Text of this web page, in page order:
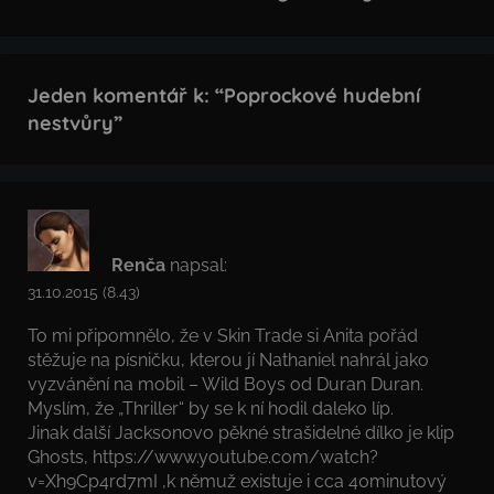
Jeden komentář k: “Poprockové hudební
nestvůry”
Renča napsal:
31.10.2015 (8.43)
To mi připomnělo, že v Skin Trade si Anita pořád
stěžuje na písničku, kterou jí Nathaniel nahrál jako
vyzvánění na mobil – Wild Boys od Duran Duran.
Myslím, že „Thriller“ by se k ní hodil daleko líp.
Jinak další Jacksonovo pěkné strašidelné dílko je klip
Ghosts, https://www.youtube.com/watch?
v=Xh9Cp4rd7mI ,k němuž existuje i cca 40minutový